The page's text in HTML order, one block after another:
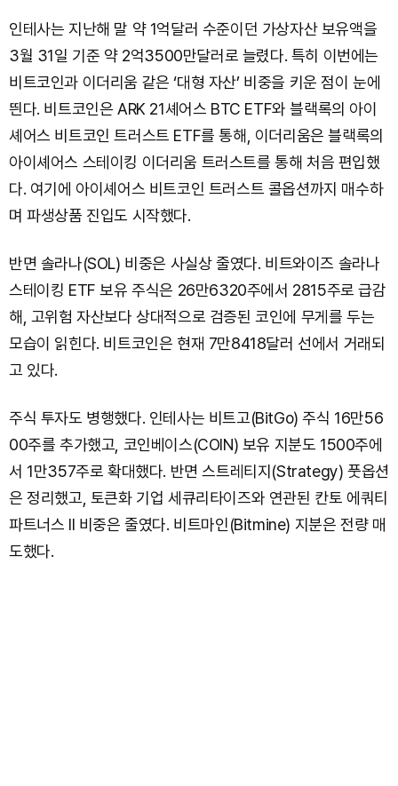
인테사는 지난해 말 약 1억달러 수준이던 가상자산 보유액을
3월 31일 기준 약 2억3500만달러로 늘렸다. 특히 이번에는
비트코인과 이더리움 같은 ‘대형 자산’ 비중을 키운 점이 눈에
띈다. 비트코인은 ARK 21셰어스 BTC ETF와 블랙록의 아이
셰어스 비트코인 트러스트 ETF를 통해, 이더리움은 블랙록의
아이셰어스 스테이킹 이더리움 트러스트를 통해 처음 편입했
다. 여기에 아이셰어스 비트코인 트러스트 콜옵션까지 매수하
며 파생상품 진입도 시작했다.
반면 솔라나(SOL) 비중은 사실상 줄였다. 비트와이즈 솔라나
스테이킹 ETF 보유 주식은 26만6320주에서 2815주로 급감
해, 고위험 자산보다 상대적으로 검증된 코인에 무게를 두는
모습이 읽힌다. 비트코인은 현재 7만8418달러 선에서 거래되
고 있다.
주식 투자도 병행했다. 인테사는 비트고(BitGo) 주식 16만56
00주를 추가했고, 코인베이스(COIN) 보유 지분도 1500주에
서 1만357주로 확대했다. 반면 스트레티지(Strategy) 풋옵션
은 정리했고, 토큰화 기업 세큐리타이즈와 연관된 칸토 에쿼티
파트너스 II 비중은 줄였다. 비트마인(Bitmine) 지분은 전량 매
도했다.